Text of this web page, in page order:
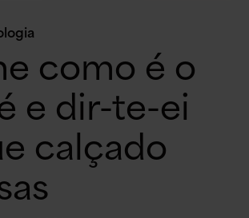
como é o
e dir-te-ei
calçado